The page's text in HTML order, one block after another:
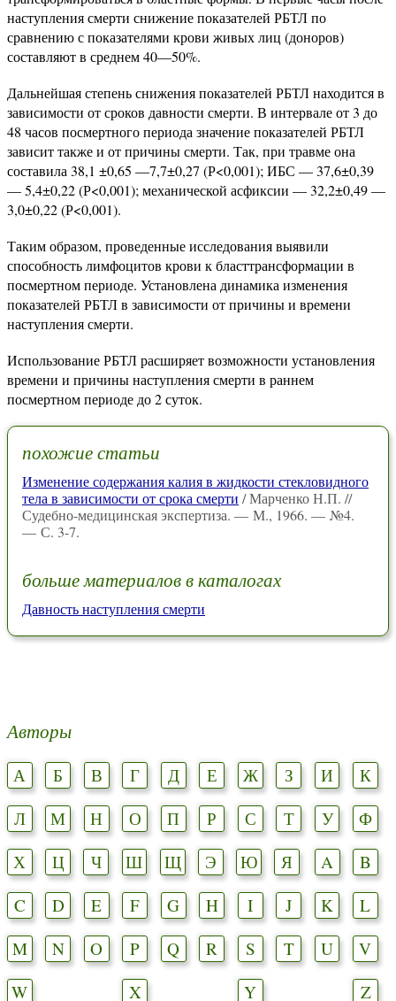
наступления смерти снижение показателей РБТЛ по
сравнению с показателями крови живых лиц (доноров)
составляют в среднем 40—50%.
Дальнейшая степень снижения показателей РБТЛ находится в
зависимости от сроков давности смерти. В интервале от 3 до
48 часов посмертного периода значение показателей РБТЛ
зависит также и от причины смерти. Так, при травме она
составила 38,1 ±0,65 —7,7±0,27 (Р<0,001); ИБС — 37,6±0,39
— 5,4±0,22 (Р<0,001); механической асфиксии — 32,2±0,49 —
3,0±0,22 (Р<0,001).
Таким образом, проведенные исследования выявили
способность лимфоцитов крови к бласттрансформации в
посмертном периоде. Установлена динамика изменения
показателей РБТЛ в зависимости от причины и времени
наступления смерти.
Использование РБТЛ расширяет возможности установления
времени и причины наступления смерти в раннем
посмертном периоде до 2 суток.
похожие статьи
Изменение содержания калия в жидкости стекловидного
тела в зависимости от срока смерти / Марченко Н.П. //
Судебно-медицинская экспертиза. — М., 1966. — №4.
— С. 3-7.
больше материалов в каталогах
Давность наступления смерти
Авторы
А Б В Г Д Е Ж З И
К
Л
М Н О П Р С Т У
Ф
Х
Ц Ч Ш Щ Э Ю Я A
B
C
D E F G H I J K
L
M
N O P Q R S T U
V
W
X Y Z